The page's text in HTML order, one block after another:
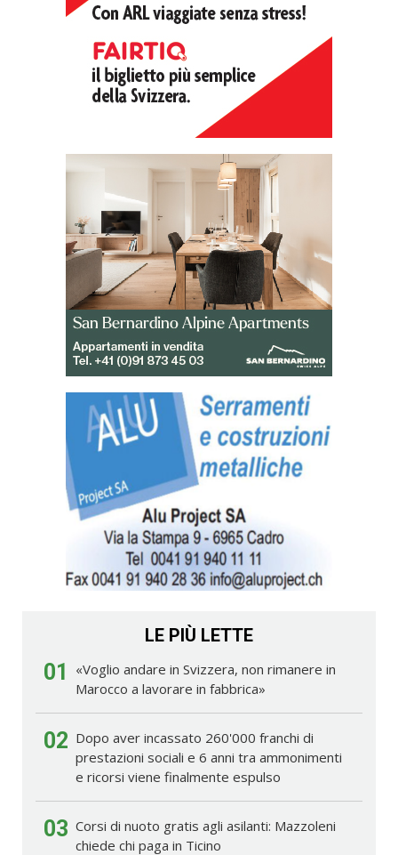
LE PIÙ LETTE
01
«Voglio andare in Svizzera, non rimanere in
Marocco a lavorare in fabbrica»
02 Dopo aver incassato 260'000 franchi di
prestazioni sociali e 6 anni tra ammonimenti
e ricorsi viene finalmente espulso
03 Corsi di nuoto gratis agli asilanti: Mazzoleni
chiede chi paga in Ticino